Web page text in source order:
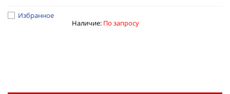
Избранное
Наличие: По запросу